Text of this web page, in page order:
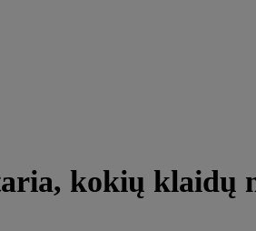
kokių klaidų